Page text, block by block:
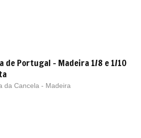
de Portugal - Madeira 1/8 e 1/10
da Cancela - Madeira